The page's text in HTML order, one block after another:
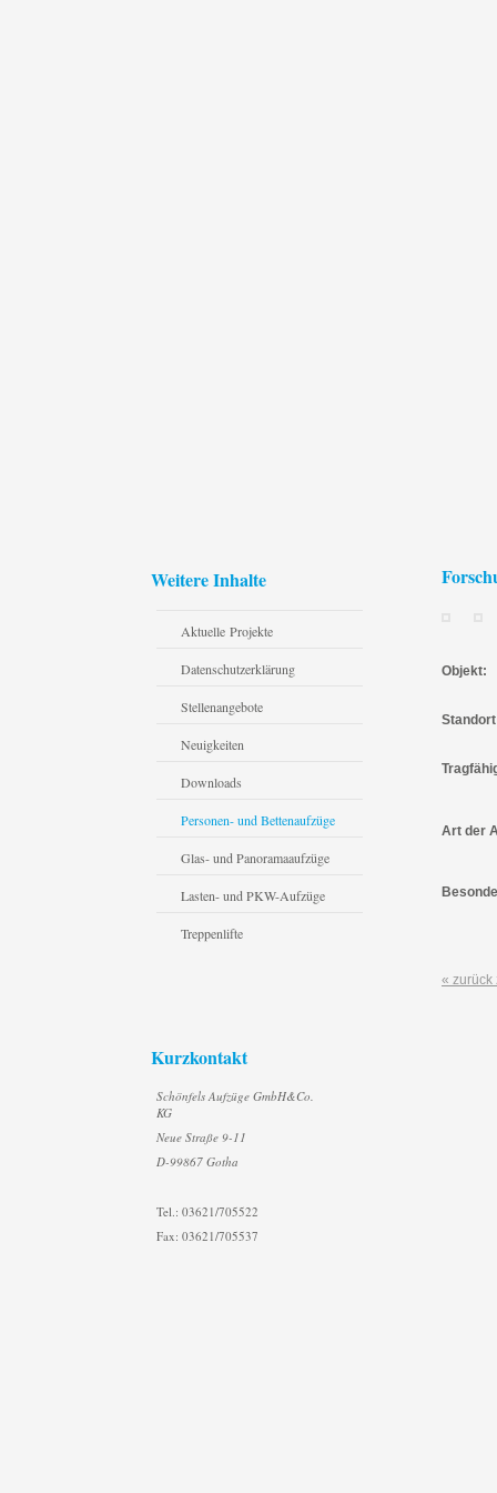
Weitere Inhalte
Aktuelle Projekte
Datenschutzerklärung
Stellenangebote
Neuigkeiten
Downloads
Personen- und Bettenaufzüge
Glas- und Panoramaaufzüge
Lasten- und PKW-Aufzüge
Treppenlifte
Kurzkontakt
Schönfels Aufzüge GmbH&Co.
KG
Neue Straße 9-11
D-99867 Gotha
Tel.: 03621/705522
Fax: 03621/705537
Objekt:
Art der
« zurück